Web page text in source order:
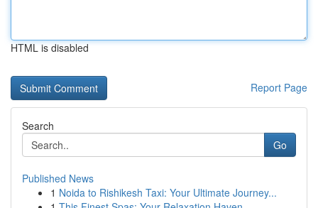
HTML is disabled
Report Page
Search
Go
Published News
1 Noida to Rishikesh Taxi: Your Ultimate Journey...